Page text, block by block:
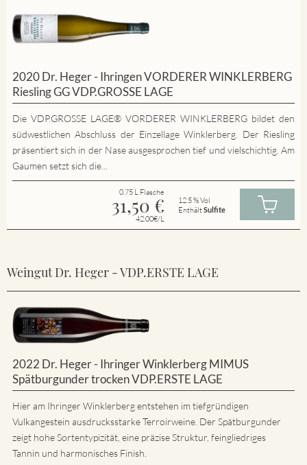
2020 Dr. Heger - Ihringen VORDERER WINKLERBERG
Riesling GG VDP.GROSSE LAGE
Die VDP.GROSSE LAGE® VORDERER WINKLERBERG bildet den
südwestlichen Abschluss der Einzellage Winklerberg. Der Riesling
präsentiert sich in der Nase ausgesprochen tief und vielschichtig. Am
Gaumen setzt sich die...
0.75 L Flasche
31,50 €
42.00€/L
12.5 % Vol
EnthältSulfite
Weingut Dr. Heger - VDP.ERSTE LAGE
2022 Dr. Heger - Ihringer Winklerberg MIMUS
Spätburgunder trocken VDP.ERSTE LAGE
Hier am Ihringer Winklerberg entstehen im tiefgründigen
Vulkangestein ausdrucksstarke Terroirweine. Der Spätburgunder
zeigt hohe Sortentypizität, eine präzise Struktur, feingliedriges
Tannin und harmonisches Finish.